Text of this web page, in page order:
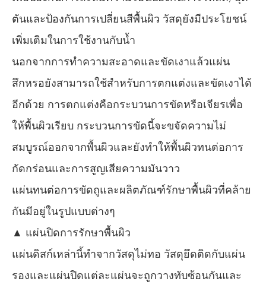
ตันและป้องกันการเปลี่ยนสีพื้นผิว วัสดุยังมีประโยชน์
เพิ่มเติมในการใช้งานกับน้ำ
นอกจากการทำความสะอาดและขัดเงาแล้วแผ่น
สึกหรอยังสามารถใช้สำหรับการตกแต่งและขัดเงาได้
อีกด้วย การตกแต่งคือกระบวนการขัดหรือเจียรเพื่อ
ให้พื้นผิวเรียบ กระบวนการขัดนี้จะขจัดความไม่
สมบูรณ์ออกจากพื้นผิวและยังทำให้พื้นผิวทนต่อการ
กัดกร่อนและการสูญเสียความมันวาว
แผ่นทนต่อการขัดถูและผลิตภัณฑ์รักษาพื้นผิวที่คล้าย
กันมีอยู่ในรูปแบบต่างๆ
▲ แผ่นปิดการรักษาพื้นผิว
แผ่นดิสก์เหล่านี้ทำจากวัสดุไม่ทอ วัสดุยึดติดกับแผ่น
รองและแผ่นปิดแต่ละแผ่นจะถูกวางทับซ้อนกันและ